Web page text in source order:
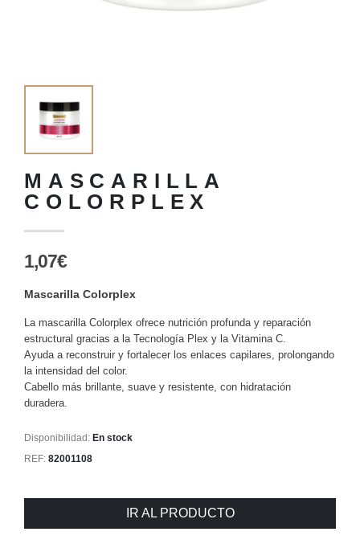
MASCARILLA
COLORPLEX
1,07€
Mascarilla Colorplex
La mascarilla Colorplex ofrece nutrición profunda y reparación
estructural gracias a la Tecnología Plex y la Vitamina C.
Ayuda a reconstruir y fortalecer los enlaces capilares, prolongando
la intensidad del color.
Cabello más brillante, suave y resistente, con hidratación
duradera.
Disponibilidad: En stock
REF: 82001108
IR AL PRODUCTO